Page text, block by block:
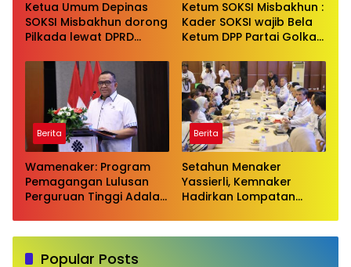
Ketua Umum Depinas
SOKSI Misbakhun dorong
Pilkada lewat DPRD
pilkada langsung
Ketum SOKSI Misbakhun :
Kader SOKSI wajib Bela
Ketum DPP Partai Golkar
Publik
Berita
Wamenaker: Program
Pemagangan Lulusan
Perguruan Tinggi Adalah
Berita
Setahun Menaker
Yassierli, Kemnaker
Hadirkan Lompatan
Popular Posts